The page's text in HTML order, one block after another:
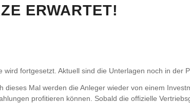
ERWARTET!
fortgesetzt. Aktuell sind die Unterlagen noch in der
dieses Mal werden die Anleger wieder von einem
profitieren können. Sobald die offizielle